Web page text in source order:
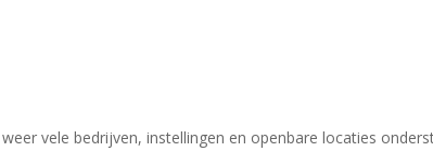
vele bedrijven, instellingen en openbare locaties